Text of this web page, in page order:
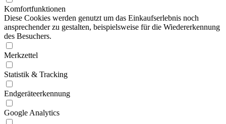
Komfortfunktionen
Diese Cookies werden genutzt um das Einkaufserlebnis noch
ansprechender zu gestalten, beispielsweise für die Wiedererkennung
des Besuchers.
Merkzettel
Statistik & Tracking
Endgeräteerkennung
Google Analytics